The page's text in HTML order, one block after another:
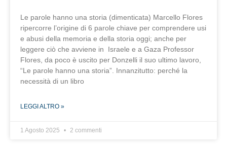
Le parole hanno una storia (dimenticata) Marcello Flores
ripercorre l’origine di 6 parole chiave per comprendere usi
e abusi della memoria e della storia oggi; anche per
leggere ciò che avviene in Israele e a Gaza Professor
Flores, da poco è uscito per Donzelli il suo ultimo lavoro,
“Le parole hanno una storia”. Innanzitutto: perché la
necessità di un libro
LEGGI ALTRO »
1 Agosto 2025 2 commenti